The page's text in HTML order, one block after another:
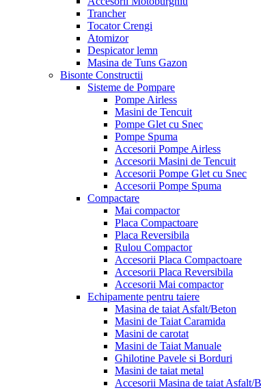
Trancher
Tocator Crengi
Atomizor
Despicator lemn
Masina de Tuns Gazon
Bisonte Constructii
Sisteme de Pompare
Pompe Airless
Masini de Tencuit
Pompe Glet cu Snec
Pompe Spuma
Accesorii Pompe Airless
Accesorii Masini de Tencuit
Accesorii Pompe Glet cu Snec
Accesorii Pompe Spuma
Compactare
Mai compactor
Placa Compactoare
Placa Reversibila
Rulou Compactor
Accesorii Placa Compactoare
Accesorii Placa Reversibila
Accesorii Mai compactor
Echipamente pentru taiere
Masina de taiat Asfalt/Beton
Masini de Taiat Caramida
Masini de carotat
Masini de Taiat Manuale
Ghilotine Pavele si Borduri
Masini de taiat metal
Accesorii Masina de taiat Asfalt/